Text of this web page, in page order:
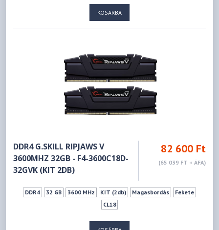
KOSÁRBA
DDR4 G.SKILL RIPJAWS V
3600MHZ 32GB - F4-3600C18D-
32GVK (KIT 2DB)
82 600 Ft
(65 039 FT + ÁFA)
DDR4 32 GB 3600 MHz KIT (2db) Magasbordás
Fekete
CL18